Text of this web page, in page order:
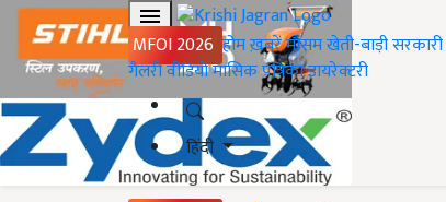
MFOI 2026 होमख़बरेंमौसमखेती-बाड़ी
गैलरीवीडियोमासिक पत्रिकाडायरेक्टरी
हिंदी